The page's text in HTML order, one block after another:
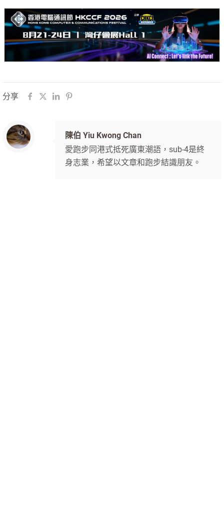
分享
陳伯 Yiu Kwong Chan
愛跑步同港式抵死廣東潮語，sub-4是終
身志業，希望以文章和跑步結識朋友。